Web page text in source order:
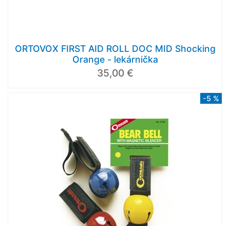
ORTOVOX FIRST AID ROLL DOC MID Shocking
Orange - lekárnička
35,00 €
-5 %